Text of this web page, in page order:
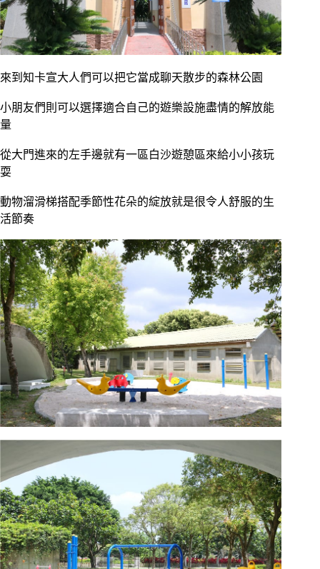
來到知卡宣大人們可以把它當成聊天散步的森林公園
小朋友們則可以選擇適合自己的遊樂設施盡情的解放能
量
從大門進來的左手邊就有一區白沙遊憩區來給小小孩玩
耍
動物溜滑梯搭配季節性花朵的綻放就是很令人舒服的生
活節奏